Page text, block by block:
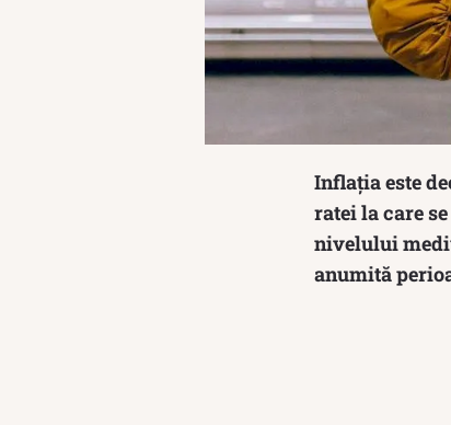
Inflația este
ratei la care
nivelului
anumită